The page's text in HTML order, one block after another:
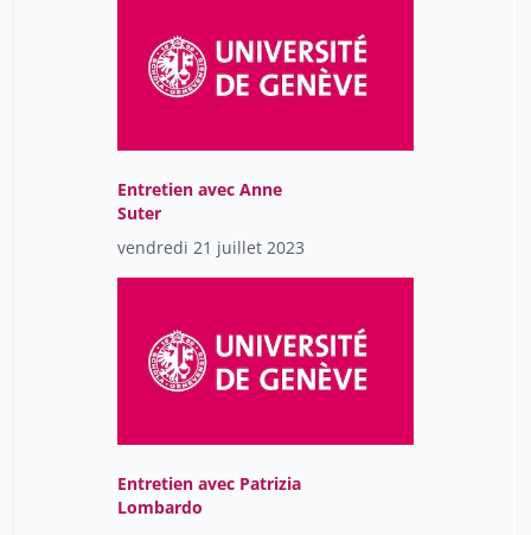
Entretien avec Anne
Suter
vendredi 21 juillet 2023
Entretien avec Patrizia
Lombardo